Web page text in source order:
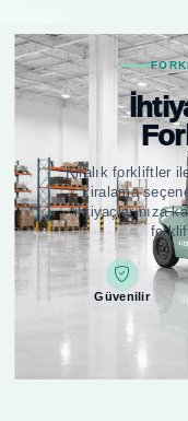
Kiralık forkliftler
kiralama
ihtiyaçlarınıza
Güvenilir